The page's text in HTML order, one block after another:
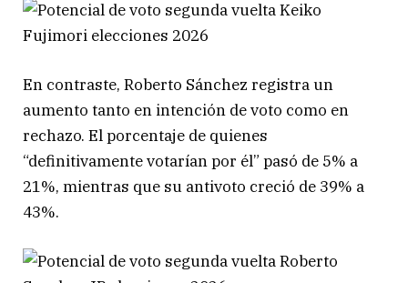
En contraste, Roberto Sánchez registra un
aumento tanto en intención de voto como en
rechazo. El porcentaje de quienes
“definitivamente votarían por él” pasó de 5% a
21%, mientras que su antivoto creció de 39% a
43%.